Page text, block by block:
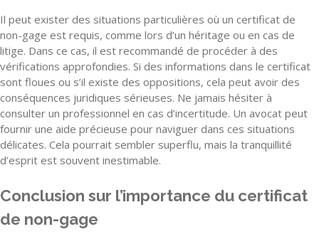
Il peut exister des situations particulières où un certificat de
non-gage est requis, comme lors d’un héritage ou en cas de
litige. Dans ce cas, il est recommandé de procéder à des
vérifications approfondies. Si des informations dans le certificat
sont floues ou s’il existe des oppositions, cela peut avoir des
conséquences juridiques sérieuses. Ne jamais hésiter à
consulter un professionnel en cas d’incertitude. Un avocat peut
fournir une aide précieuse pour naviguer dans ces situations
délicates. Cela pourrait sembler superflu, mais la tranquillité
d’esprit est souvent inestimable.
Conclusion sur l’importance du certificat
de non-gage